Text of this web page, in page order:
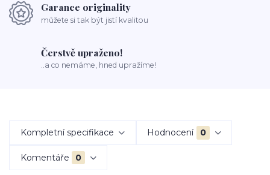
Garance originality
můžete si tak být jistí kvalitou
Čerstvě upraženo!
..a co nemáme, hned upražíme!
Kompletní specifikace Hodnocení 0
Komentáře 0